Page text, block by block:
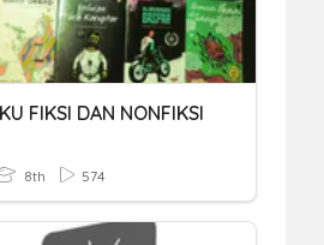
FIKSI DAN NONFIKSI
8th 574